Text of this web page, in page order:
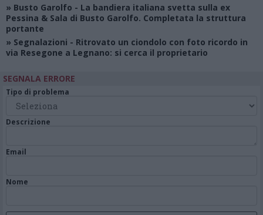
» Busto Garolfo - La bandiera italiana svetta sulla ex
Pessina & Sala di Busto Garolfo. Completata la struttura
portante
» Segnalazioni - Ritrovato un ciondolo con foto ricordo in
via Resegone a Legnano: si cerca il proprietario
SEGNALA ERRORE
Tipo di problema
Descrizione
Email
Nome